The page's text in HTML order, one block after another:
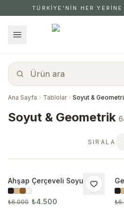
TÜRKİYE'NİN HER
Ana Sayfa Tablolar Soyut &
Soyut & Geometrik
SIRALA
İNDIRIM
Ahşap Çerçeveli Soyut 3’lü
Tablo Seti
₺6.000 ₺4.500